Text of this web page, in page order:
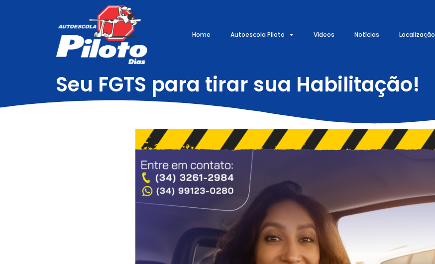
Home Autoescola Piloto Vídeos Notícias Localização
Seu FGTS para tirar sua Habilitação!